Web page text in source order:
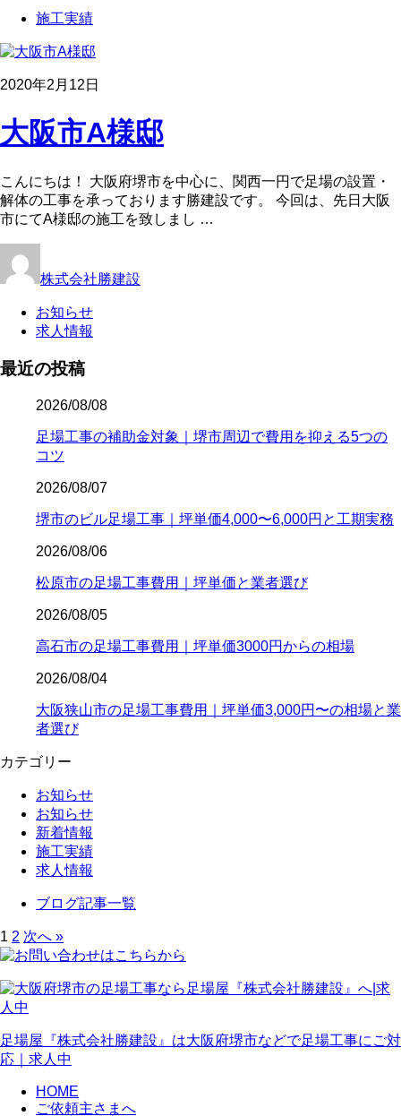
施工実績
2020年2月12日
大阪市A様邸
こんにちは！ 大阪府堺市を中心に、関西一円で足場の設置・
解体の工事を承っております勝建設です。 今回は、先日大阪
市にてA様邸の施工を致しまし …
株式会社勝建設
お知らせ
求人情報
最近の投稿
2026/08/08
足場工事の補助金対象｜堺市周辺で費用を抑える5つの
コツ
2026/08/07
堺市のビル足場工事｜坪単価4,000〜6,000円と工期実務
2026/08/06
松原市の足場工事費用｜坪単価と業者選び
2026/08/05
高石市の足場工事費用｜坪単価3000円からの相場
2026/08/04
大阪狭山市の足場工事費用｜坪単価3,000円〜の相場と業
者選び
カテゴリー
お知らせ
お知らせ
新着情報
施工実績
求人情報
ブログ記事一覧
1 2 次へ »
足場屋『株式会社勝建設』は大阪府堺市などで足場工事にご対
応｜求人中
HOME
ご依頼主さまへ